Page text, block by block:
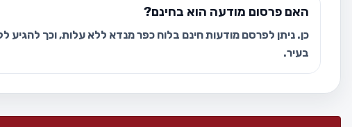
האם פרסום מודעה הוא בחינם?
כן. ניתן לפרסם מודעות חינם בלוח כפר מנדא ללא עלות, וכך להגיע
בעיר.